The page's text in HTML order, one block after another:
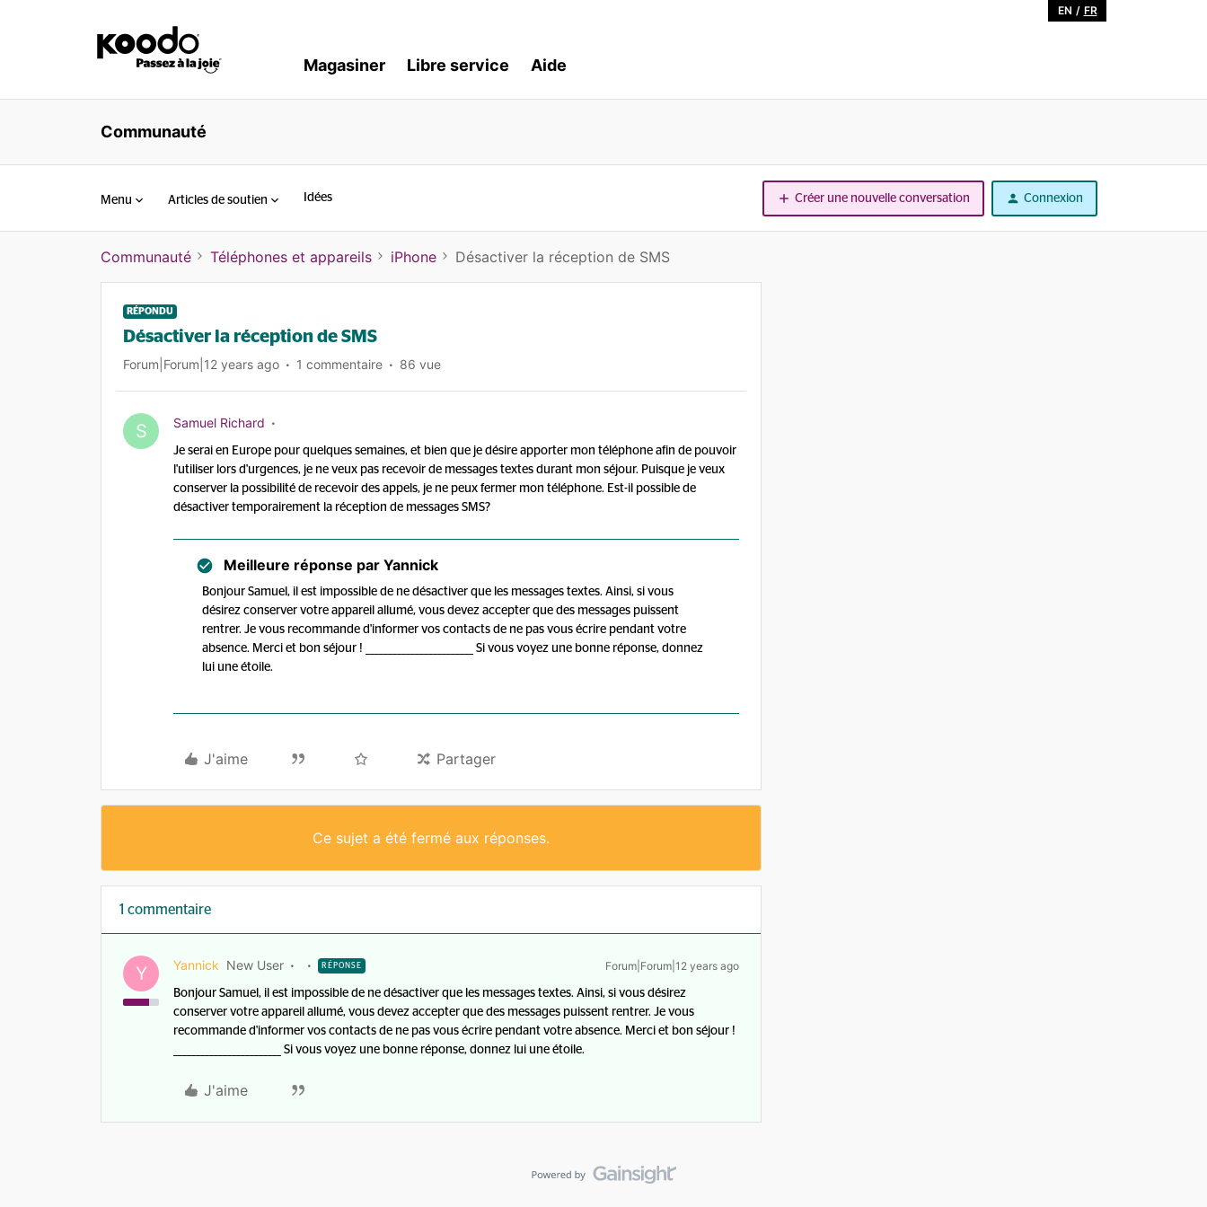
EN / FR
Magasiner Libre service Aide
Communauté
Menu Articles de soutien Idées Créer une nouvelle conversation Connexion
Communauté Téléphones et appareils iPhone Désactiver la réception de SMS
RÉPONDU
Désactiver la réception de SMS
Forum|Forum|12 years ago 1 commentaire 86 vue
S Samuel Richard
Je serai en Europe pour quelques semaines, et bien que je désire apporter mon téléphone afin de pouvoir
l'utiliser lors d'urgences, je ne veux pas recevoir de messages textes durant mon séjour. Puisque je veux
conserver la possibilité de recevoir des appels, je ne peux fermer mon téléphone. Est-il possible de
désactiver temporairement la réception de messages SMS?
Meilleure réponse par Yannick
Bonjour Samuel, il est impossible de ne désactiver que les messages textes. Ainsi, si vous
désirez conserver votre appareil allumé, vous devez accepter que des messages puissent
rentrer. Je vous recommande d'informer vos contacts de ne pas vous écrire pendant votre
absence. Merci et bon séjour ! ________________________ Si vous voyez une bonne réponse, donnez
lui une étoile.
J'aime Partager
Ce sujet a été fermé aux réponses.
1 commentaire
Y Yannick New User RÉPONSE Forum|Forum|12 years ago
Bonjour Samuel, il est impossible de ne désactiver que les messages textes. Ainsi, si vous désirez
conserver votre appareil allumé, vous devez accepter que des messages puissent rentrer. Je vous
recommande d'informer vos contacts de ne pas vous écrire pendant votre absence. Merci et bon séjour !
________________________ Si vous voyez une bonne réponse, donnez lui une étoile.
J'aime